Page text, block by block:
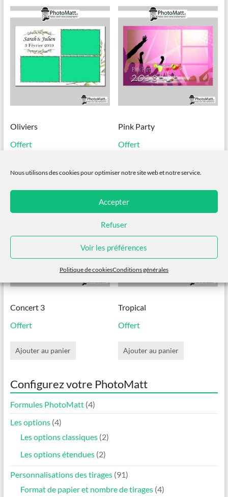
Nous utilisons des cookies pour optimiser notre site web et notre service.
Accepter
Refuser
Voir les préférences
Politique de cookiesConditions générales
Oliviers
Offert
Ajouter au panier
Pink Party
Offert
Ajouter au panier
Concert 3
Offert
Ajouter au panier
Tropical
Offert
Ajouter au panier
Configurez votre PhotoMatt
Formules PhotoMatt (4)
Les options (4)
Les options classiques (2)
Les options étendues (2)
Personnalisations des tirages (91)
Format de papier et nombre de tirages (4)